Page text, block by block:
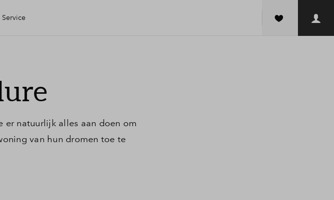
Service
check
er natuurlijk alles aan doen om
van hun dromen toe te